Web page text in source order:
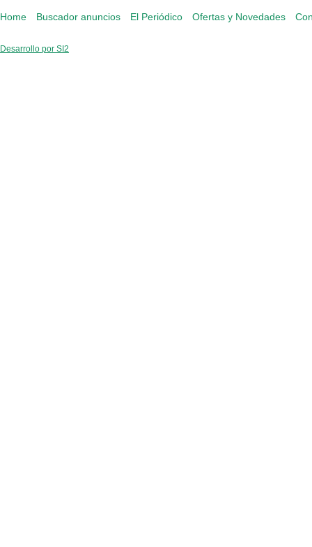
Home Buscador anuncios El Periódico Ofertas y Novedades
Desarrollo por SI2